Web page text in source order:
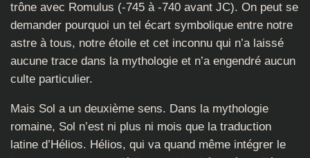
trône avec Romulus (-745 à -740 avant JC). On peut se
demander pourquoi un tel écart symbolique entre notre
astre à tous, notre étoile et cet inconnu qui n’a laissé
aucune trace dans la mythologie et n’a engendré aucun
culte particulier.
Mais Sol a un deuxième sens. Dans la mythologie
romaine, Sol n’est ni plus ni mois que la traduction
latine d’Hélios. Hélios, qui va quand même intégrer le